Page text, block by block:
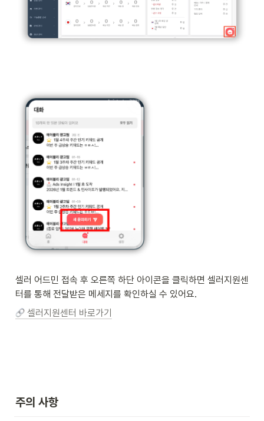
셀러 어드민 접속 후 오른쪽 하단 아이콘을 클릭하면 셀러지원센
터를 통해 전달받은 메세지를 확인하실 수 있어요.
셀러지원센터 바로가기
주의 사항